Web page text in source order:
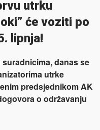
utrku
će voziti po
lipnja!
danas se
utrke
predsjednikom AK
o održavanju